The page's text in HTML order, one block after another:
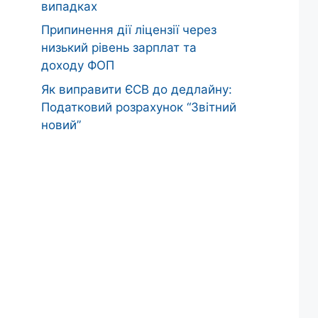
випадках
Припинення дії ліцензії через
низький рівень зарплат та
доходу ФОП
Як виправити ЄСВ до дедлайну:
Податковий розрахунок “Звітний
новий”